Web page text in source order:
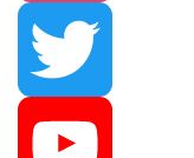
Instagram
Twitter